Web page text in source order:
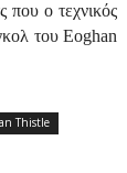
που ο τεχνικός
τουEoghan
Thistle